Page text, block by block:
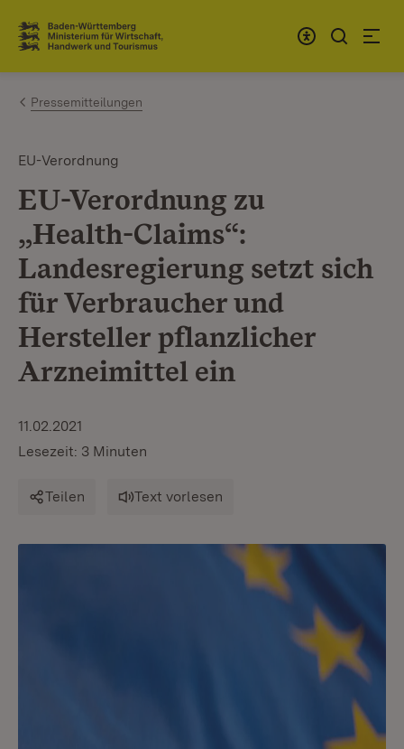
Zum Inhalt springen
Link zur Startseite
Pressemitteilungen
EU-Verordnung
EU-Verordnung zu
„Health-Claims“:
Landesregierung setzt sich
für Verbraucher und
Hersteller pflanzlicher
Arzneimittel ein
11.02.2021
Lesezeit: 3 Minuten
Teilen Text vorlesen